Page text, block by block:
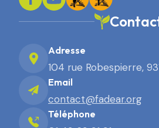
Adresse
104 rue Robespierre,
Email
contact@fadear.org
Téléphone